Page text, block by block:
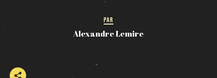
PAR
Alexandre Lemire